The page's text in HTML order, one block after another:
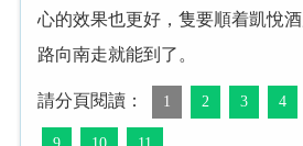
心的效果也更好，隻要順着凱悅
路向南走就能到了。
請分頁閱讀： 1 2 3 4